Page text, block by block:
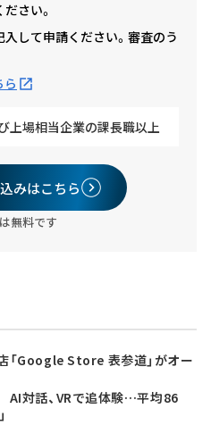
さい。
して申請ください。審査のう
上場相当企業の課長職以上
みはこちら
無料です
「Google Store 表参道」がオー
対話、VRで追体験…平均86